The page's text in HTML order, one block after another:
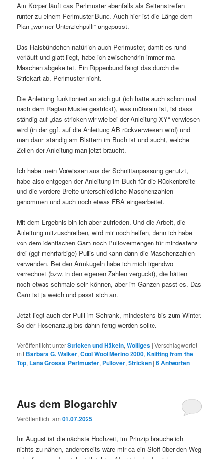
Am Körper läuft das Perlmuster ebenfalls als Seitenstreifen
runter zu einem Perlmuster-Bund. Auch hier ist die Länge dem
Plan „warmer Unterziehpulli“ angepasst.
Das Halsbündchen natürlich auch Perlmuster, damit es rund
verläuft und glatt liegt, habe ich zwischendrin immer mal
Maschen abgekettet. Ein Rippenbund fängt das durch die
Strickart ab, Perlmuster nicht.
Die Anleitung funktioniert an sich gut (ich hatte auch schon mal
nach dem Raglan Muster gestrickt), was mühsam ist, ist dass
ständig auf „das stricken wir wie bei der Anleitung XY“ verwiesen
wird (in der ggf. auf die Anleitung AB rückverwiesen wird) und
man dann ständig am Blättern im Buch ist und sucht, welche
Zeilen der Anleitung man jetzt braucht.
Ich habe mein Vorwissen aus der Schnittanpassung genutzt,
habe also entgegen der Anleitung im Buch für die Rückenbreite
und die vordere Breite unterschiedliche Maschenzahlen
genommen und auch noch etwas FBA eingearbeitet.
Mit dem Ergebnis bin ich aber zufrieden. Und die Arbeit, die
Anleitung mitzuschreiben, wird mir noch helfen, denn ich habe
von dem identischen Garn noch Pullovermengen für mindestens
drei (ggf mehrfarbige) Pullis und kann dann die Maschenzahlen
verwenden. Bei den Armkugeln habe ich mich irgendwo
verrechnet (bzw. in den eigenen Zahlen verguckt), die hätten
noch etwas schmale sein können, aber im Ganzen passt es. Das
Garn ist ja weich und passt sich an.
Jetzt liegt auch der Pulli im Schrank, mindestens bis zum Winter.
So der Hosenanzug bis dahin fertig werden sollte.
Veröffentlicht unterStricken und Häkeln,Wolliges |Verschlagwortet
mit Barbara G. Walker,Cool Wool Merino 2000,Knitting from the
Top, Lana Grossa, Perlmuster, Pullover,Stricken |6Antworten
Aus dem Blogarchiv
Veröffentlicht am01.07.2025
Im August ist die nächste Hochzeit, im Prinzip brauche ich
nichts zu nähen, andererseits wäre mir da ein Stoff über den Weg